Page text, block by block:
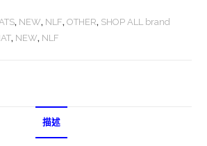
, NEW, NLF,OTHER, SHOP ALL brand
, NEW, NLF
描述